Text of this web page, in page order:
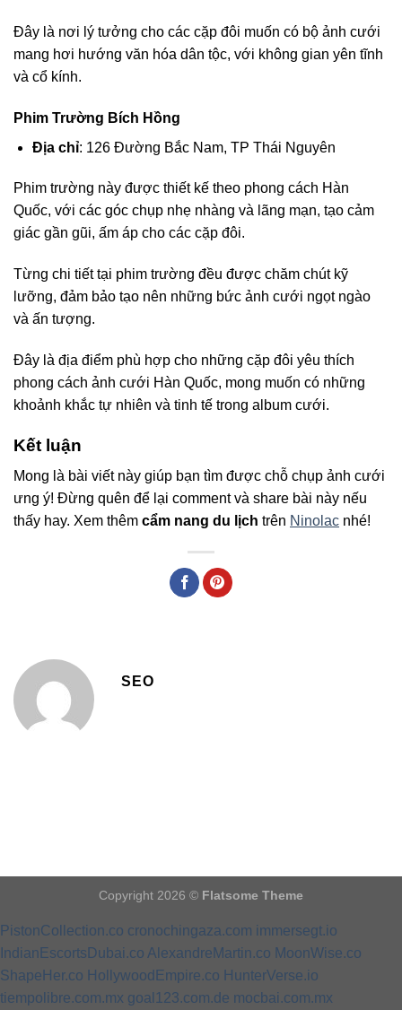
Đây là nơi lý tưởng cho các cặp đôi muốn có bộ ảnh cưới
mang hơi hướng văn hóa dân tộc, với không gian yên tĩnh
và cổ kính.
Phim Trường Bích Hồng
Địa chỉ: 126 Đường Bắc Nam, TP Thái Nguyên
Phim trường này được thiết kế theo phong cách Hàn
Quốc, với các góc chụp nhẹ nhàng và lãng mạn, tạo cảm
giác gần gũi, ấm áp cho các cặp đôi.
Từng chi tiết tại phim trường đều được chăm chút kỹ
lưỡng, đảm bảo tạo nên những bức ảnh cưới ngọt ngào
và ấn tượng.
Đây là địa điểm phù hợp cho những cặp đôi yêu thích
phong cách ảnh cưới Hàn Quốc, mong muốn có những
khoảnh khắc tự nhiên và tinh tế trong album cưới.
Kết luận
Mong là bài viết này giúp bạn tìm được chỗ chụp ảnh cưới
ưng ý! Đừng quên để lại comment và share bài này nếu
thấy hay. Xem thêm cẩm nang du lịch trên Ninolac nhé!
SEO
Copyright 2026 © Flatsome Theme
PistonCollection.co cronochingaza.com immersegt.io
IndianEscortsDubai.co AlexandreMartin.co MoonWise.co
ShapeHer.co HollywoodEmpire.co HunterVerse.io
tiempolibre.com.mx goal123.com.de mocbai.com.mx